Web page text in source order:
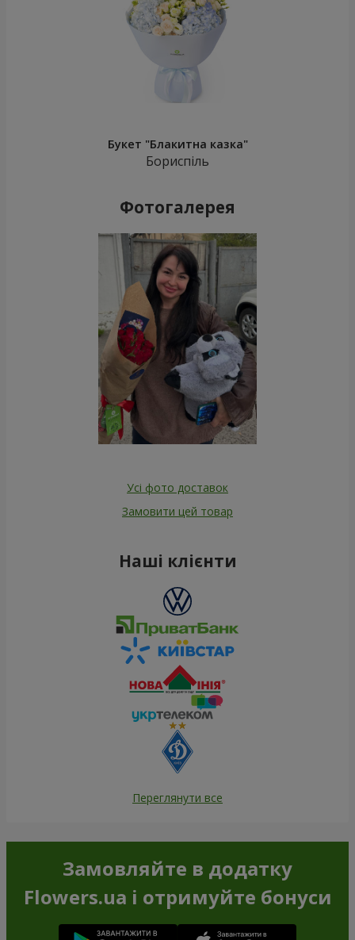
Букет "Блакитна казка"
Бориспіль
Фотогалерея
Усі фото доставок
Замовити цей товар
Наші клієнти
Переглянути все
Замовляйте в додатку
Flowers.ua і отримуйте бонуси